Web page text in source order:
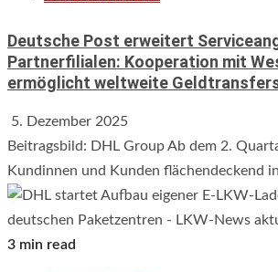
Deutsche Post erweitert
Partnerfilialen: Kooperation mit
ermöglicht weltweite
5. Dezember 2025
Beitragsbild: DHL Group Ab dem 2.
Kundinnen und Kunden flächendeckend
3 min read